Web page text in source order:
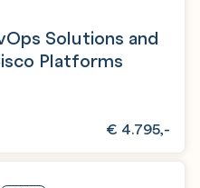
Solutions and
Platforms
€ 4.795,-